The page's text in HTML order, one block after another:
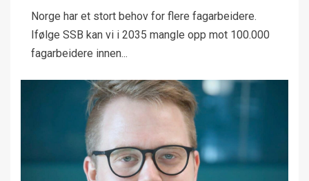
Norge har et stort behov for flere fagarbeidere.
Ifølge SSB kan vi i 2035 mangle opp mot 100.000
fagarbeidere innen...